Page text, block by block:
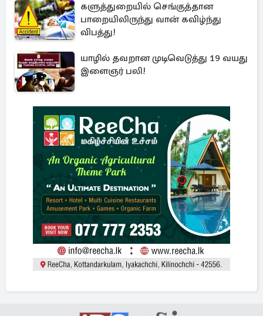
களுத்துறையில் செங்குத்தான
பாறையிலிருந்து வான் கவிழ்ந்து
விபத்து!
யாழில் தவறான முடிவெடுத்து 19 வயது
இளைஞர் பலி!